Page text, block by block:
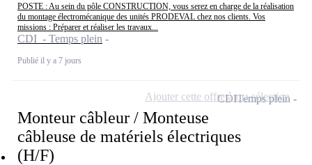
POSTE : Au sein du pôle CONSTRUCTION, vous serez en charge de la réalisation
du montage électromécanique des unités PRODEVAL chez nos clients. Vos
missions : Préparer et réaliser les travaux...
CDI - Temps plein
Publié il y a 7 jours
Monteur câbleur / Monteuse
câbleuse de matériels électriques
(H/F)
CDITemps plein
Ajouter cette offre à ma sélection